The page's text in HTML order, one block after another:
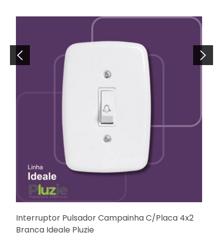
Interruptor Pulsador Campainha C/Placa 4x2
Branca Ideale Pluzie